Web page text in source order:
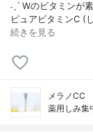
˗ˏˋ Wのビタミンが
ピュアビタミンC (
続きを見る
メラノCC
薬用しみ集